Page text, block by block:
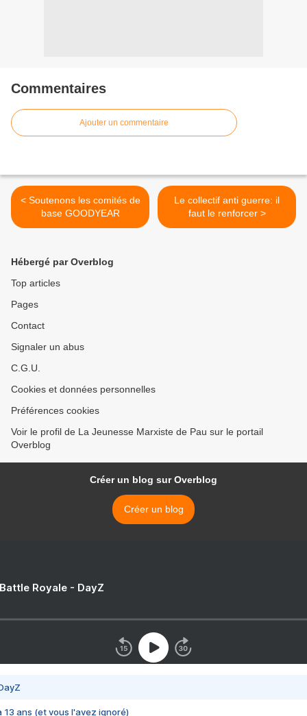
Commentaires
Ajouter un commentaire
< Soutenons les comités de
base GOODYEAR
Le collectif anti guerre: il
faut le renforcer >
Hébergé par Overblog
Top articles
Pages
Contact
Signaler un abus
C.G.U.
Cookies et données personnelles
Préférences cookies
Voir le profil de La Jeunesse Marxiste de Pau sur le portail
Overblog
Créer un blog sur Overblog
Créer un blog
Royale - DayZ
13 ans (et vous l'avez ignoré)